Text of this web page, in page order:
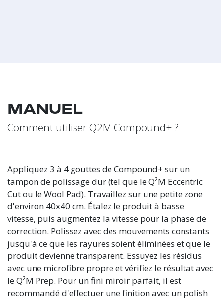
MANUEL
Comment utiliser Q2M Compound+ ?
Appliquez 3 à 4 gouttes de Compound+ sur un
tampon de polissage dur (tel que le Q²M Eccentric
Cut ou le Wool Pad). Travaillez sur une petite zone
d'environ 40x40 cm. Étalez le produit à basse
vitesse, puis augmentez la vitesse pour la phase de
correction. Polissez avec des mouvements constants
jusqu'à ce que les rayures soient éliminées et que le
produit devienne transparent. Essuyez les résidus
avec une microfibre propre et vérifiez le résultat avec
le Q²M Prep. Pour un fini miroir parfait, il est
recommandé d'effectuer une finition avec un polish